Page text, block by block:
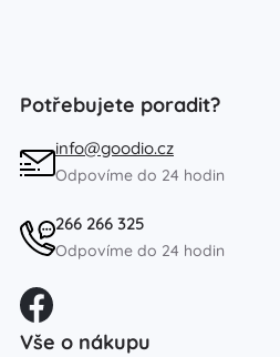
Potřebujete poradit?
info@goodio.cz
Odpovíme do 24 hodin
266 266 325
Odpovíme do 24 hodin
Vše o nákupu